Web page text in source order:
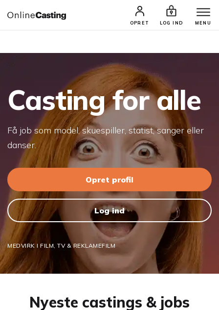
OPRET LOG IND MENU
CASTINGS & JOBS SØG PROFIL
Casting for alle
Få job som model, skuespiller, statist, sanger eller
danser.
Opret profil
Log ind
MEDVIRK I FILM, TV & REKLAMEFILM
Nyeste castings & jobs